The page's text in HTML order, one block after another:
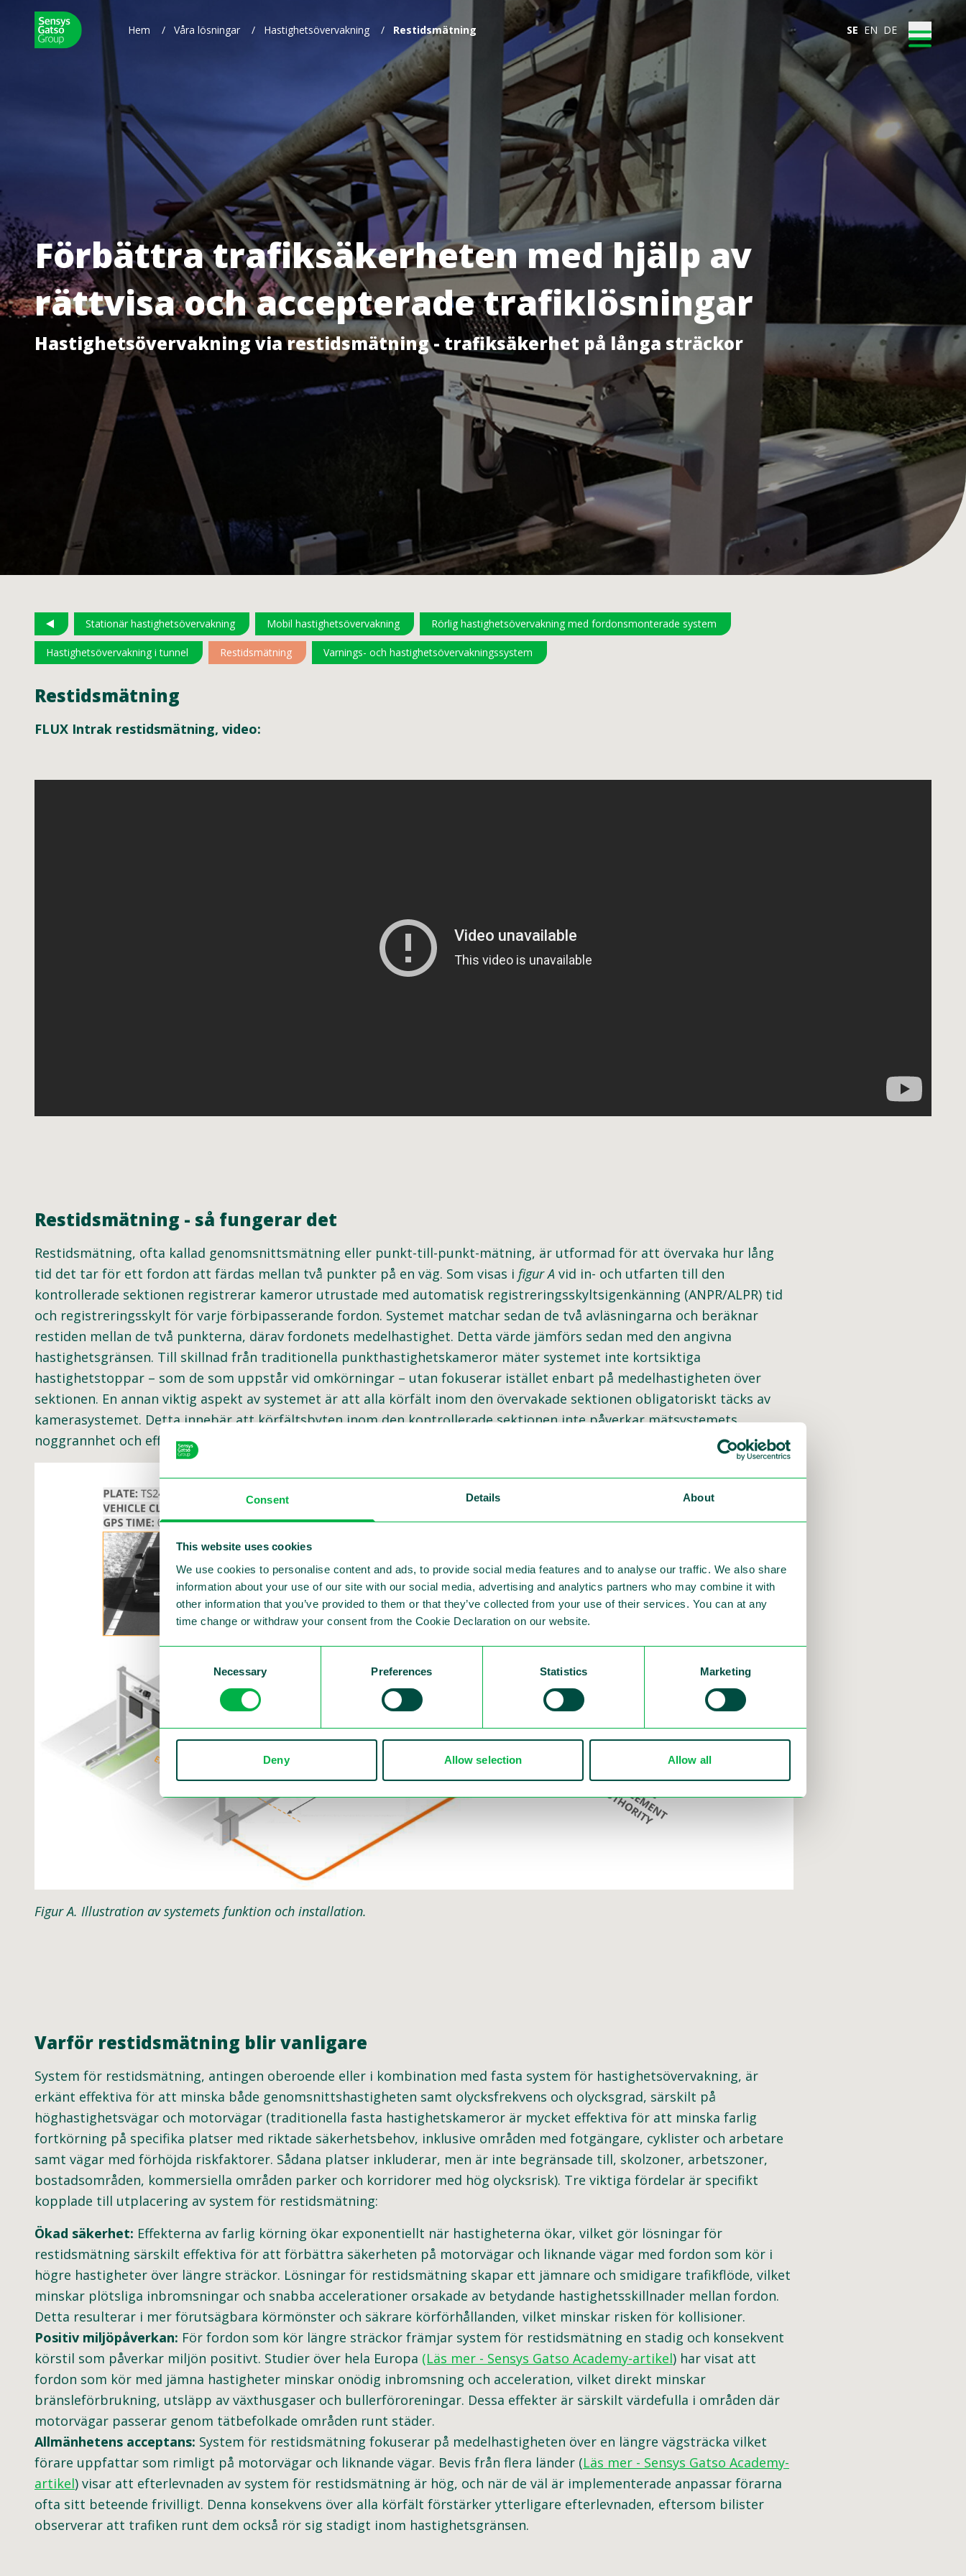
Consent Details About
This website uses cookies
We use cookies to personalise content and ads, to provide social media features and to analyse our traffic. We also share
information about your use of our site with our social media, advertising and analytics partners who may combine it with
other information that you’ve provided to them or that they’ve collected from your use of their services. You can at any
time change or withdraw your consent from the Cookie Declaration on our website.
Necessary Preferences Statistics Marketing
Deny Allow selection Allow all
Hem / Våra lösningar / Hastighetsövervakning / Restidsmätning SE EN DE
Förbättra trafiksäkerheten med hjälp av
rättvisa och accepterade trafiklösningar
Hastighetsövervakning via restidsmätning - trafiksäkerhet på långa sträckor
Stationär hastighetsövervakning Mobil hastighetsövervakning Rörlig hastighetsövervakning med fordonsmonterade system
Hastighetsövervakning i tunnel Restidsmätning Varnings- och hastighetsövervakningssystem
Restidsmätning
FLUX Intrak restidsmätning, video:
Restidsmätning - så fungerar det
Restidsmätning, ofta kallad genomsnittsmätning eller punkt-till-punkt-mätning, är utformad för att övervaka hur lång
tid det tar för ett fordon att färdas mellan två punkter på en väg. Som visas i figur A vid in- och utfarten till den
kontrollerade sektionen registrerar kameror utrustade med automatisk registreringsskyltsigenkänning (ANPR/ALPR) tid
och registreringsskylt för varje förbipasserande fordon. Systemet matchar sedan de två avläsningarna och beräknar
restiden mellan de två punkterna, därav fordonets medelhastighet. Detta värde jämförs sedan med den angivna
hastighetsgränsen. Till skillnad från traditionella punkthastighetskameror mäter systemet inte kortsiktiga
hastighetstoppar – som de som uppstår vid omkörningar – utan fokuserar istället enbart på medelhastigheten över
sektionen. En annan viktig aspekt av systemet är att alla körfält inom den övervakade sektionen obligatoriskt täcks av
kamerasystemet. Detta innebär att körfältsbyten inom den kontrollerade sektionen inte påverkar mätsystemets
noggrannhet och effektivitet.
Figur A. Illustration av systemets funktion och installation.
Varför restidsmätning blir vanligare
System för restidsmätning, antingen oberoende eller i kombination med fasta system för hastighetsövervakning, är
erkänt effektiva för att minska både genomsnittshastigheten samt olycksfrekvens och olycksgrad, särskilt på
höghastighetsvägar och motorvägar (traditionella fasta hastighetskameror är mycket effektiva för att minska farlig
fortkörning på specifika platser med riktade säkerhetsbehov, inklusive områden med fotgängare, cyklister och arbetare
samt vägar med förhöjda riskfaktorer. Sådana platser inkluderar, men är inte begränsade till, skolzoner, arbetszoner,
bostadsområden, kommersiella områden parker och korridorer med hög olycksrisk). Tre viktiga fördelar är specifikt
kopplade till utplacering av system för restidsmätning:
Ökad säkerhet: Effekterna av farlig körning ökar exponentiellt när hastigheterna ökar, vilket gör lösningar för
restidsmätning särskilt effektiva för att förbättra säkerheten på motorvägar och liknande vägar med fordon som kör i
högre hastigheter över längre sträckor. Lösningar för restidsmätning skapar ett jämnare och smidigare trafikflöde, vilket
minskar plötsliga inbromsningar och snabba accelerationer orsakade av betydande hastighetsskillnader mellan fordon.
Detta resulterar i mer förutsägbara körmönster och säkrare körförhållanden, vilket minskar risken för kollisioner.
Positiv miljöpåverkan: För fordon som kör längre sträckor främjar system för restidsmätning en stadig och konsekvent
körstil som påverkar miljön positivt. Studier över hela Europa (Läs mer - Sensys Gatso Academy-artikel) har visat att
fordon som kör med jämna hastigheter minskar onödig inbromsning och acceleration, vilket direkt minskar
bränsleförbrukning, utsläpp av växthusgaser och bullerföroreningar. Dessa effekter är särskilt värdefulla i områden där
motorvägar passerar genom tätbefolkade områden runt städer.
Allmänhetens acceptans: System för restidsmätning fokuserar på medelhastigheten över en längre vägsträcka vilket
förare uppfattar som rimligt på motorvägar och liknande vägar. Bevis från flera länder (Läs mer - Sensys Gatso Academy-
artikel) visar att efterlevnaden av system för restidsmätning är hög, och när de väl är implementerade anpassar förarna
ofta sitt beteende frivilligt. Denna konsekvens över alla körfält förstärker ytterligare efterlevnaden, eftersom bilister
observerar att trafiken runt dem också rör sig stadigt inom hastighetsgränsen.